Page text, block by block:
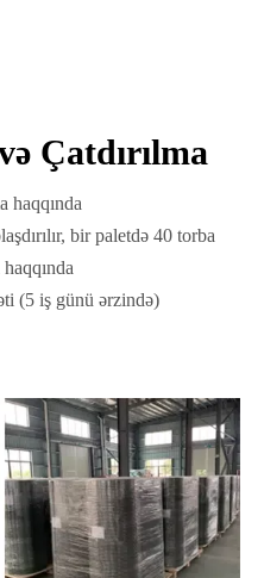
Çatdırılma
haqqında
bir paletdə 40 torba
haqqında
(5 iş günü ərzində)